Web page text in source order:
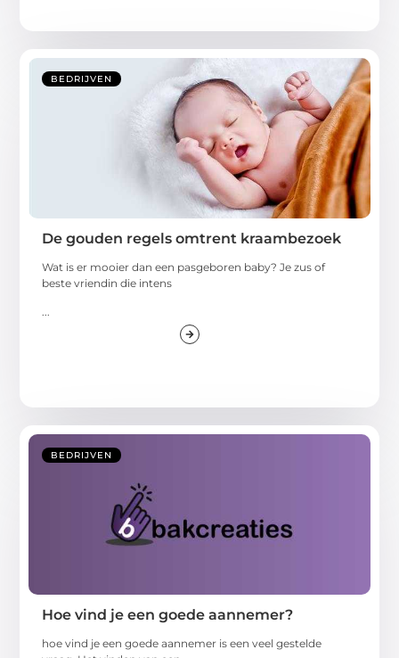
BEDRIJVEN
De gouden regels omtrent kraambezoek
Wat is er mooier dan een pasgeboren baby? Je zus of
beste vriendin die intens
...
BEDRIJVEN
Hoe vind je een goede aannemer?
hoe vind je een goede aannemer is een veel gestelde